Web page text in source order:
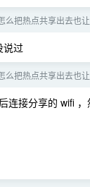
么把热点共享出去也
说过
么把热点共享出去也
接分享的 wifi